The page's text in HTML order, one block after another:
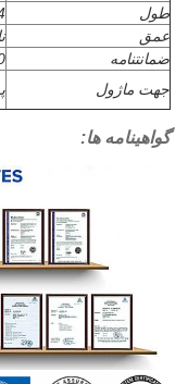
طول
4 متر ، 6 متر
عمق
ضمانتنامه
10 سال
جهت ماژول
گواهینامه ها: